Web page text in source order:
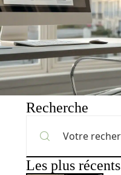
Recherche
Les plus récents